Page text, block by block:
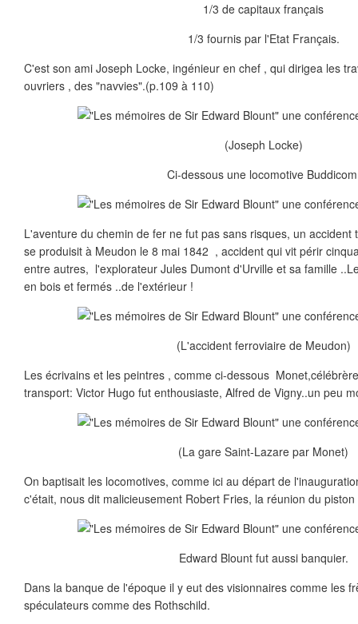
1/3 de capitaux français
1/3 fournis par l'Etat Français.
C'est son ami Joseph Locke, ingénieur en chef , qui dirigea les
ouvriers , des "navvies".(p.109 à 110)
(Joseph Locke)
Ci-dessous une locomotive
L'aventure du chemin de fer ne fut pas sans risques, un accident
se produisit à Meudon le 8 mai 1842 , accident qui vit périr
entre autres, l'explorateur Jules Dumont d'Urville et sa famille
en bois et fermés ..de l'extérieur !
(L'accident ferroviaire de Meudon)
Les écrivains et les peintres , comme ci-dessous
transport: Victor Hugo fut enthousiaste, Alfred de Vigny..un peu
(La gare Saint-Lazare par Monet)
On baptisait les locomotives, comme ici au départ de
c'était, nous dit malicieusement Robert Fries, la réunion du
Edward Blount fut aussi banquier.
Dans la banque de l'époque il y eut des visionnaires comme les
spéculateurs comme des Rothschild.